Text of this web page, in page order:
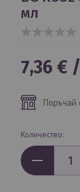
мл
7,36 € /
Поръчай
Количество: